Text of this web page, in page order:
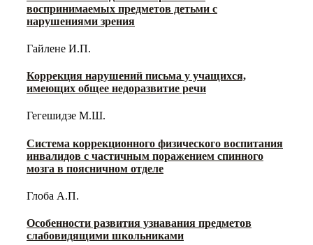
воспринимаемых предметов детьми с
нарушениями зрения
Гайлене И.П.
Коррекция нарушений письма у учащихся,
имеющих общее недоразвитие речи
Гегешидзе М.Ш.
Система коррекционного физического воспитания
инвалидов с частичным поражением спинного
мозга в поясничном отделе
Глоба А.П.
Особенности развития узнавания предметов
слабовидящими школьниками